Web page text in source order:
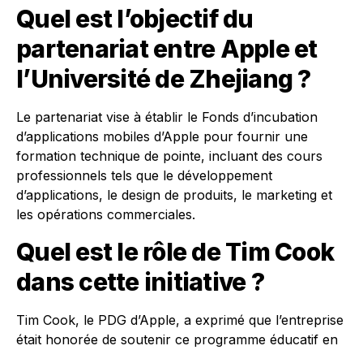
Quel est l’objectif du
partenariat entre Apple et
l’Université de Zhejiang ?
Le partenariat vise à établir le Fonds d’incubation
d’applications mobiles d’Apple pour fournir une
formation technique de pointe, incluant des cours
professionnels tels que le développement
d’applications, le design de produits, le marketing et
les opérations commerciales.
Quel est le rôle de Tim Cook
dans cette initiative ?
Tim Cook, le PDG d’Apple, a exprimé que l’entreprise
était honorée de soutenir ce programme éducatif en